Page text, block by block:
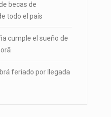
becas de
todo el país
cumple el sueño de
feriado por llegada